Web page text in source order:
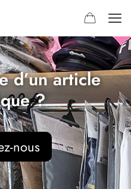
d’un article
?
nous